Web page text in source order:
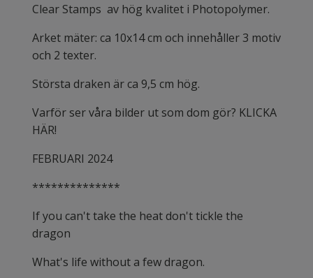
Clear Stamps av hög kvalitet i Photopolymer.
Arket mäter: ca 10x14 cm och innehåller 3 motiv
och 2 texter.
Största draken är ca 9,5 cm hög.
Varför ser våra bilder ut som dom gör? KLICKA
HÄR!
FEBRUARI 2024
**************
If you can't take the heat don't tickle the
dragon
What's life without a few dragon.